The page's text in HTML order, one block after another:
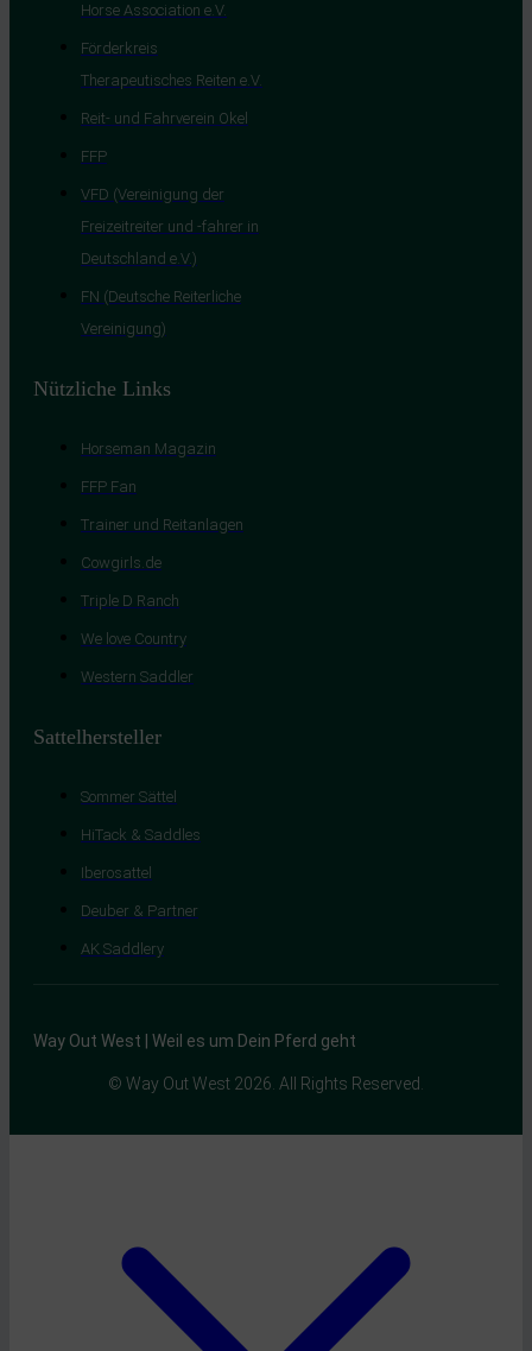
Horse Association e.V.
Förderkreis
Therapeutisches Reiten e.V.
Reit- und Fahrverein Okel
FFP
VFD (Vereinigung der
Freizeitreiter und -fahrer in
Deutschland e.V.)
FN (Deutsche Reiterliche
Vereinigung)
Nützliche Links
Horseman Magazin
FFP Fan
Trainer und Reitanlagen
Cowgirls.de
Triple D Ranch
We love Country
Western Saddler
Sattelhersteller
Sommer Sättel
HiTack & Saddles
Iberosattel
Deuber & Partner
AK Saddlery
Way Out West | Weil es um Dein Pferd geht
© Way Out West 2026. All Rights Reserved.